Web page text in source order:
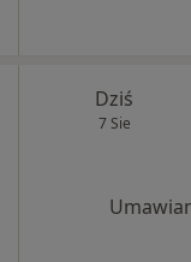
Dziś
7 Sie